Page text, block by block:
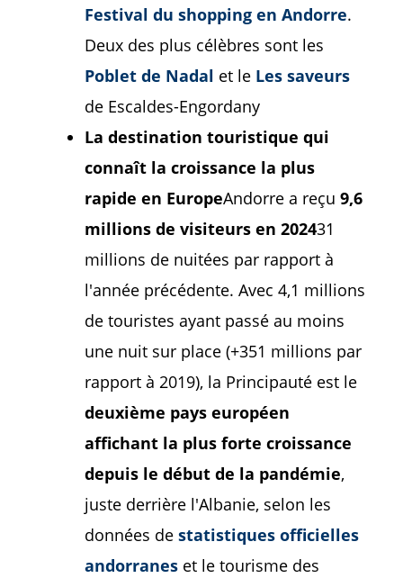
Festival du shopping en Andorre.
Deux des plus célèbres sont les
Poblet de Nadal et le Les saveurs
de Escaldes-Engordany
La destination touristique qui
connaît la croissance la plus
rapide en EuropeAndorre a reçu 9,6
millions de visiteurs en 202431
millions de nuitées par rapport à
l'année précédente. Avec 4,1 millions
de touristes ayant passé au moins
une nuit sur place (+351 millions par
rapport à 2019), la Principauté est le
deuxième pays européen
affichant la plus forte croissance
depuis le début de la pandémie,
juste derrière l'Albanie, selon les
données de statistiques officielles
andorranes et le tourisme des